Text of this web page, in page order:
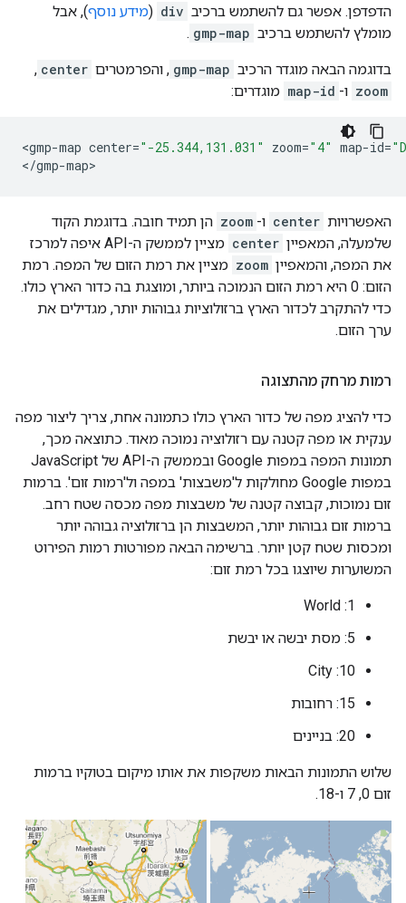
הדפדפן. אפשר גם להשתמש ברכיב div
(מידע נוסף), אבל
מומלץ להשתמש ברכיב gmp-map
.
בדוגמה הבאה מוגדר הרכיב gmp-map , והפרמטרים center
,
zoom ו- map-id מוגדרים:
<gmp-map center="-25.344,131.031" zoom="4" map-id=
</gmp-map>
האפשרויות center ו- zoom הן תמיד חובה. בדוגמת הקוד
שלמעלה, המאפיין center
מציין לממשק ה-API איפה למרכז
את המפה, והמאפיין zoom מציין את רמת הזום של המפה. רמת
הזום: 0 היא רמת הזום הנמוכה ביותר, ומוצגת בה כדור הארץ כולו.
כדי להתקרב לכדור הארץ ברזולוציות גבוהות יותר, מגדילים את
ערך הזום.
רמות מרחק מהתצוגה
כדי להציג מפה של כדור הארץ כולו כתמונה אחת, צריך ליצור מפה
ענקית או מפה קטנה עם רזולוציה נמוכה מאוד. כתוצאה מכך,
תמונות המפה במפות Google ובממשק ה-API של JavaScript
במפות Google מחולקות ל'משבצות' במפה ול'רמות זום'. ברמות
זום נמוכות, קבוצה קטנה של משבצות מפה מכסה שטח רחב.
ברמות זום גבוהות יותר, המשבצות הן ברזולוציה גבוהה יותר
ומכסות שטח קטן יותר. ברשימה הבאה מפורטות רמות הפירוט
המשוערות שיוצגו בכל רמת זום:
‫1: World
‫5: מסת יבשה או יבשת
‫10: City
‫15: רחובות
‫20: בניינים
שלוש התמונות הבאות משקפות את אותו מיקום בטוקיו ברמות
זום 0, 7 ו-18.